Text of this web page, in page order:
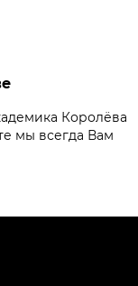
Королёва
мы всегда Вам